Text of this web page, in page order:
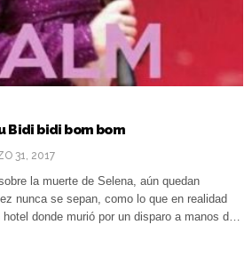
Bidi bidi bom bom
31, 2017
la muerte de Selena, aún quedan
nunca se sepan, como lo que en realidad
donde murió por un disparo a manos d…